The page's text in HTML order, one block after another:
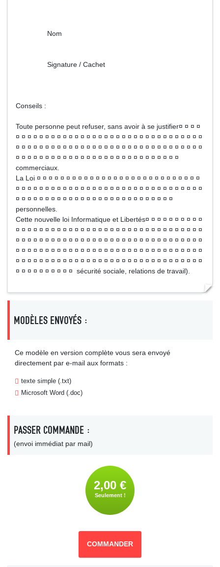
Nom
Signature / Cachet
Conseils :
Toute personne peut refuser, sans avoir à se justifier¤ ¤ ¤ ¤
¤ ¤ ¤ ¤ ¤ ¤ ¤ ¤ ¤ ¤ ¤ ¤ ¤ ¤ ¤ ¤ ¤ ¤ ¤ ¤ ¤ ¤ ¤ ¤ ¤ ¤ ¤ ¤ ¤ ¤ ¤ ¤
¤ ¤ ¤ ¤ ¤ ¤ ¤ ¤ ¤ ¤ ¤ ¤ ¤ ¤ ¤ ¤ ¤ ¤ ¤ ¤ ¤ ¤ ¤ ¤ ¤ ¤ ¤ ¤ ¤ ¤ ¤ ¤
¤ ¤ ¤ ¤ ¤ ¤ ¤ ¤ ¤ ¤ ¤ ¤ ¤ ¤ ¤ ¤ ¤ ¤ ¤ ¤ ¤ ¤ ¤ ¤ ¤ ¤ ¤ ¤
commerciaux.
La Loi ¤ ¤ ¤ ¤ ¤ ¤ ¤ ¤ ¤ ¤ ¤ ¤ ¤ ¤ ¤ ¤ ¤ ¤ ¤ ¤ ¤ ¤ ¤ ¤ ¤ ¤ ¤ ¤
¤ ¤ ¤ ¤ ¤ ¤ ¤ ¤ ¤ ¤ ¤ ¤ ¤ ¤ ¤ ¤ ¤ ¤ ¤ ¤ ¤ ¤ ¤ ¤ ¤ ¤ ¤ ¤ ¤ ¤ ¤ ¤
¤ ¤ ¤ ¤ ¤ ¤ ¤ ¤ ¤ ¤ ¤ ¤ ¤ ¤ ¤ ¤ ¤ ¤ ¤ ¤ ¤ ¤ ¤ ¤ ¤ ¤ ¤
personnelles.
Cette nouvelle loi Informatique et Libertés¤ ¤ ¤ ¤ ¤ ¤ ¤ ¤ ¤ ¤
¤ ¤ ¤ ¤ ¤ ¤ ¤ ¤ ¤ ¤ ¤ ¤ ¤ ¤ ¤ ¤ ¤ ¤ ¤ ¤ ¤ ¤ ¤ ¤ ¤ ¤ ¤ ¤ ¤ ¤ ¤ ¤
¤ ¤ ¤ ¤ ¤ ¤ ¤ ¤ ¤ ¤ ¤ ¤ ¤ ¤ ¤ ¤ ¤ ¤ ¤ ¤ ¤ ¤ ¤ ¤ ¤ ¤ ¤ ¤ ¤ ¤ ¤ ¤
¤ ¤ ¤ ¤ ¤ ¤ ¤ ¤ ¤ ¤ ¤ ¤ ¤ ¤ ¤ ¤ ¤ ¤ ¤ ¤ ¤ ¤ ¤ ¤ ¤ ¤ ¤ ¤ ¤ ¤ ¤ ¤
¤ ¤ ¤ ¤ ¤ ¤ ¤ ¤ ¤ ¤ ¤ ¤ ¤ ¤ ¤ ¤ ¤ ¤ ¤ ¤ ¤ ¤ ¤ ¤ ¤ ¤ ¤ ¤ ¤ ¤ ¤ ¤
¤ ¤ ¤ ¤ ¤ ¤ ¤ ¤ ¤ ¤ sécurité sociale, relations de travail).
MODÈLES ENVOYÉS :
Ce modèle en version complète vous sera envoyé
directement par e-mail aux formats :
texte simple (.txt)
Microsoft Word (.doc)
PASSER COMMANDE :
(envoi immédiat par mail)
2,00 €
Seulement !
COMMANDER